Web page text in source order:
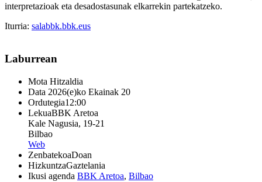
interpretazioak eta desadostasunak elkarrekin partekatzeko.
Iturria: salabbk.bbk.eus
Laburrean
Mota Hitzaldia
Data 2026(e)ko Ekainak 20
Ordutegia12:00
LekuaBBK Aretoa
Kale Nagusia, 19-21
Bilbao
Web
ZenbatekoaDoan
HizkuntzaGaztelania
Ikusi agenda BBK Aretoa, Bilbao